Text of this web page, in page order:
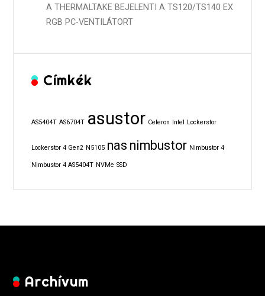
A THERMALTAKE BEJELENTI A TS120/TS140 EX
RGB PC-VENTILÁTORT
Címkék
AS5404T AS6704T asustor Celeron Intel Lockerstor
Lockerstor 4 Gen2 N5105 nas nimbustor Nimbustor 4
Nimbustor 4 AS5404T NVMe SSD
Archívum